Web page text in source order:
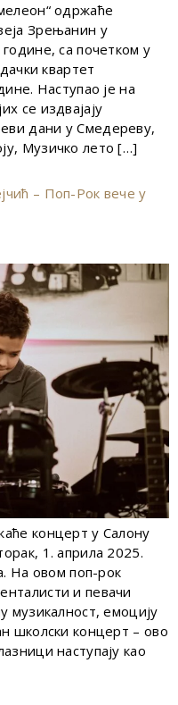
одржаће
Зрењанин у
са почетком у
квартет
Наступао је на
се издвајају
дани у Смедереву,
Музичко лето […]
– Поп-Рок вече у
концерт у Салону
1. априла 2025.
На овом поп-рок
и певачи
музикалност, емоцију
школски концерт – ово
наступају као